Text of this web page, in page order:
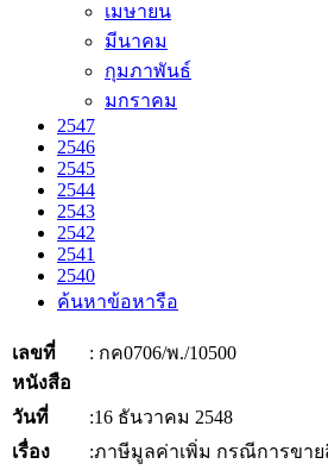
เมษายน
มีนาคม
กุมภาพันธ์
มกราคม
2547
2546
2545
2544
2543
2542
2541
2540
ค้นหาข้อหารือ
เลขที่
หนังสือ
: กค0706/พ./10500
วันที่
:16 ธันวาคม 2548
เรื่อง
:ภาษีมูลค่าเพิ่ม กรณีการขา